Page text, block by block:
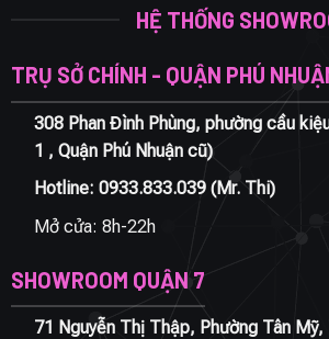
HỆ THỐNG
TRỤ SỞ CHÍNH - QUẬN PHÚ
308 Phan Đình Phùng, phường cầu
1 , Quận Phú Nhuận cũ)
Hotline: 0933.833.039(Mr. Thi)
Mở cửa: 8h-22h
SHOWROOM QUẬN 7
71 Nguyễn Thị Thập, Phường Tân Mỹ,